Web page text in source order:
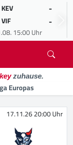
KEV -
VIF -
15:00 Uhr
zuhause.
Europas
17.11.26 20:00 Uhr